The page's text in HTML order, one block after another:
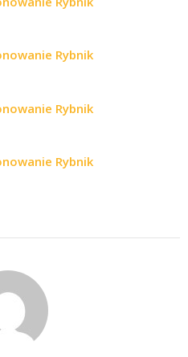
Rybnik
Rybnik
Rybnik